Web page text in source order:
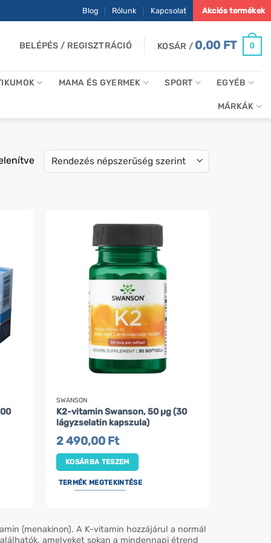
Blog Rólunk Kapcsolat Akciós termékek
BELÉPÉS / REGISZTRÁCIÓ KOSÁR / 0,00 FT 0
MAMA ÉS GYERMEK SPORT EGYÉB
MÁRKÁK
Sorted
SWANSON
K2-vitamin Swanson, 50 µg (30
lágyzselatin kapszula)
2 490,00 Ft
KOSÁRBA TESZEM
TERMÉK MEGTEKINTÉSE
(menakinon). A K-vitamin hozzájárul a normál
amelyeket sokan a mindennapi étrend